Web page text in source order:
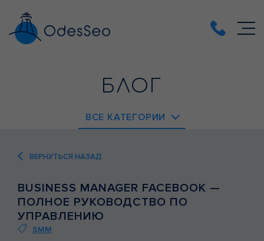
БЛОГ
ВСЕ КАТЕГОРИИ
SEO
ВЕРНУТЬСЯ НАЗАД
BUSINESS MANAGER FACEBOOK —
ПОЛНОЕ РУКОВОДСТВО ПО
УПРАВЛЕНИЮ
SMM